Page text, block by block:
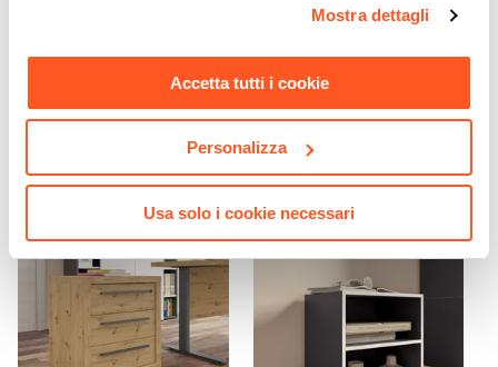
momento. Per maggiori informazioni si invita a leggere la
Mostra dettagli
Accetta tutti i cookie
Personalizza
Usa solo i cookie necessari
Ante|Vani
2 ante
3 vani
Materiale Struttura
Legno nobilitato
Serie
Homely Office
Assemblato
No
rovere artisan da 30 mm e
gambe in metallo nero -
Homely office
CODICE:HM-S77
cm reversibile top rovere
artisan da 30 mm e gambe
in metallo - Homely office
€ 330,00